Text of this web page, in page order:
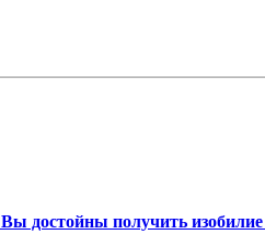
Вы достойны получить изобилие